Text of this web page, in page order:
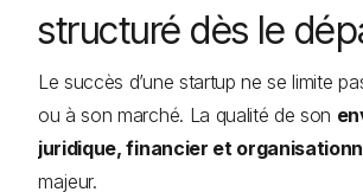
structuré dès le
Le succès d’une startup ne se limite
ou à son marché. La qualité de son
juridique, financier et
majeur.